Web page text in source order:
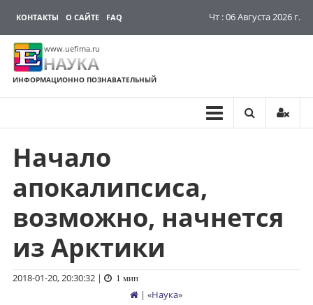
КОНТАКТЫ О САЙТЕ FAQ Чт : 06 Августа 2026 г.
www.uefima.ru
НАУКА
ИНФОРМАЦИОННО ПОЗНАВАТЕЛЬНЫЙ
Перейти
содержимому
Начало
апокалипсиса,
возможно, начнется
из Арктики
2018-01-20, 20:30:32| 1 мин
| «Наука»